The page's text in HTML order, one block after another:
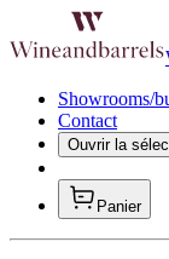
Showrooms/
Contact
Ouvrir la
Panier